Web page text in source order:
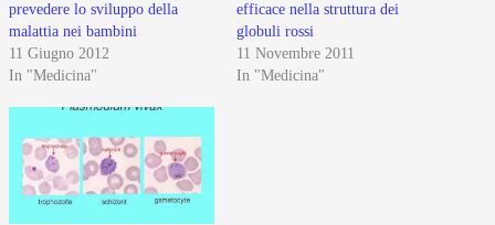
prevedere lo sviluppo della
malattia nei bambini
11 Giugno 2012
In "Medicina"
efficace nella struttura dei
globuli rossi
11 Novembre 2011
In "Medicina"